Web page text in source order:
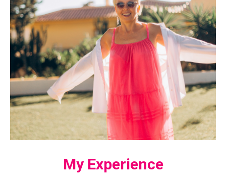
My Experience